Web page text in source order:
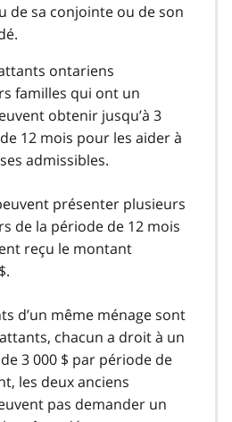
de sa conjointe ou de son
ontariens
familles qui ont un
obtenir jusqu’à 3
12 mois pour les aider à
admissibles.
présenter plusieurs
de la période de 12 mois
reçu le montant
d’un même ménage sont
chacun a droit à un
3 000 $ par période de
les deux anciens
pas demander un